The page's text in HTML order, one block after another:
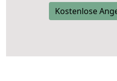
Kostenlose